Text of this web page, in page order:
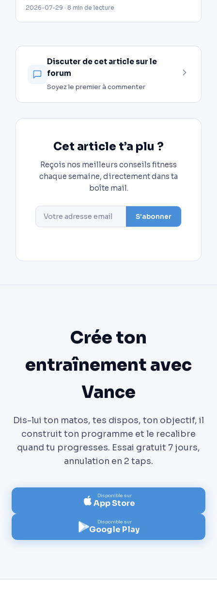
2026-07-29 · 8 min de lecture
Discuter de cet article sur le
forum
Soyez le premier à commenter
Cet article t’a plu ?
Reçois nos meilleurs conseils fitness
chaque semaine, directement dans ta
boîte mail.
S'abonner
Crée ton
entraînement avec
Vance
Dis-lui ton matos, tes dispos, ton objectif, il
construit ton programme et le recalibre
quand tu progresses. Essai gratuit 7 jours,
annulation en 2 taps.
Disponible sur
App Store
Disponible sur
Google Play